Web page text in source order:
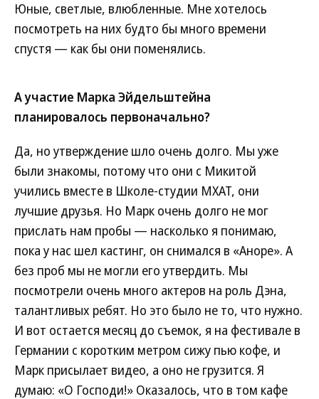
Юные, светлые, влюбленные. Мне хотелось
посмотреть на них будто бы много времени
спустя — как бы они поменялись.
А участие Марка Эйдельштейна
планировалось первоначально?
Да, но утверждение шло очень долго. Мы уже
были знакомы, потому что они с Микитой
учились вместе в Школе-студии МХАТ, они
лучшие друзья. Но Марк очень долго не мог
прислать нам пробы — насколько я понимаю,
пока у нас шел кастинг, он снимался в «Аноре». А
без проб мы не могли его утвердить. Мы
посмотрели очень много актеров на роль Дэна,
талантливых ребят. Но это было не то, что нужно.
И вот остается месяц до съемок, я на фестивале в
Германии с коротким метром сижу пью кофе, и
Марк присылает видео, а оно не грузится. Я
думаю: «О Господи!» Оказалось, что в том кафе